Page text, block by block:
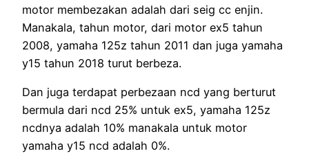
motor membezakan adalah dari seig cc enjin.
Manakala, tahun motor, dari motor ex5 tahun
2008, yamaha 125z tahun 2011 dan juga yamaha
y15 tahun 2018 turut berbeza.
Dan juga terdapat perbezaan ncd yang berturut
bermula dari ncd 25% untuk ex5, yamaha 125z
ncdnya adalah 10% manakala untuk motor
yamaha y15 ncd adalah 0%.